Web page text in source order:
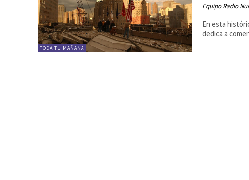
TODA TU MAÑANA
Equipo Radio
En esta
dedica a